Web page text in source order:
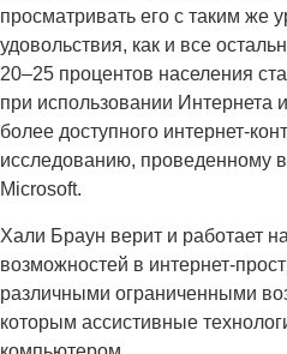
просматривать его с таким же
удовольствия, как и все
20–25 процентов населения
при использовании Интернета
более доступного интернет-
исследованию, проведенному
Microsoft.
Хали Браун верит и работает
возможностей в интернет-
различными ограниченными
которым ассистивные